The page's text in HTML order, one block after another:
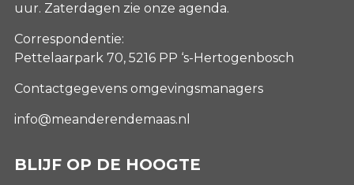
uur. Zaterdagen zie onze agenda.
Correspondentie:
Pettelaarpark 70, 5216 PP ‘s-Hertogenbosch
Contactgegevens omgevingsmanagers
info@meanderendemaas.nl
BLIJF OP DE HOOGTE